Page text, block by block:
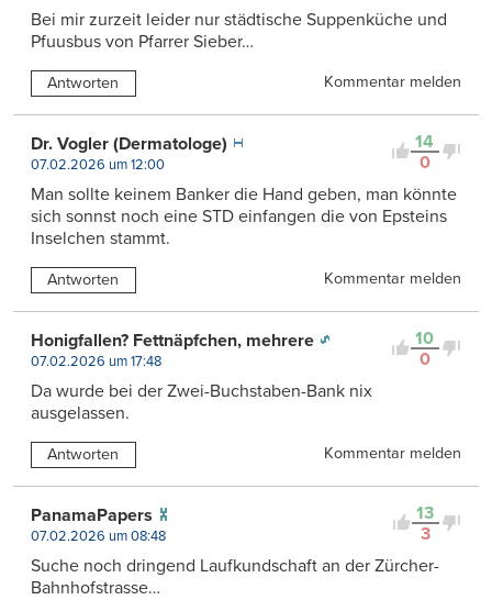
Bei mir zurzeit leider nur städtische Suppenküche und
Pfuusbus von Pfarrer Sieber…
Antworten Kommentar melden
14
0
Dr. Vogler (Dermatologe)
07.02.2026 um 12:00
Man sollte keinem Banker die Hand geben, man könnte
sich sonnst noch eine STD einfangen die von Epsteins
Inselchen stammt.
Antworten Kommentar melden
10
0
Honigfallen? Fettnäpfchen, mehrere
07.02.2026 um 17:48
Da wurde bei der Zwei-Buchstaben-Bank nix
ausgelassen.
Antworten Kommentar melden
13
3
PanamaPapers
07.02.2026 um 08:48
Suche noch dringend Laufkundschaft an der Zürcher-
Bahnhofstrasse…